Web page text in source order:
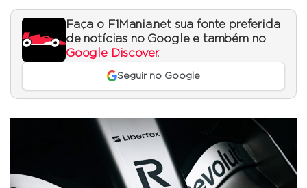
Faça o F1Mania.net sua fonte preferida
de notícias no Google e também no
Google Discover.
Seguir no Google